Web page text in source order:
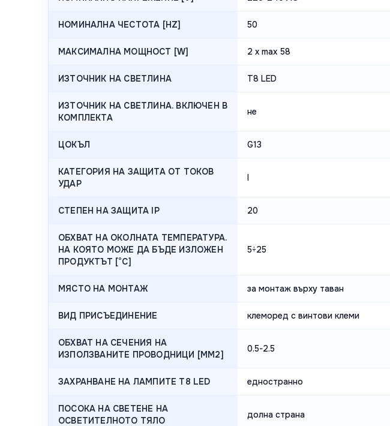
НОМИНАЛНА ЧЕСТОТА [HZ] 50
МАКСИМАЛНА МОЩНОСТ [W] 2 x max 58
ИЗТОЧНИК НА СВЕТЛИНА T8 LED
ИЗТОЧНИК НА СВЕТЛИНА. ВКЛЮЧЕН В
КОМПЛЕКТА
не
ЦОКЪЛ G13
КАТЕГОРИЯ НА ЗАЩИТА ОТ ТОКОВ
УДАР
I
СТЕПЕН НА ЗАЩИТА IP 20
ОБХВАТ НА ОКОЛНАТА ТЕМПЕРАТУРА.
НА КОЯТО МОЖЕ ДА БЪДЕ ИЗЛОЖЕН
ПРОДУКТЪТ [°C]
5÷25
МЯСТО НА МОНТАЖ за монтаж върху таван
ВИД ПРИСЪЕДИНЕНИЕ клеморед с винтови клеми
ОБХВАТ НА СЕЧЕНИЯ НА
ИЗПОЛЗВАНИТЕ ПРОВОДНИЦИ [MM2]
0.5-2.5
ЗАХРАНВАНЕ НА ЛАМПИТЕ T8 LED едностранно
ПОСОКА НА СВЕТЕНЕ НА
ОСВЕТИТЕЛНОТО ТЯЛО
долна страна